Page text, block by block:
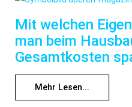
Mit welchen
man beim
Gesamtkosten
Mehr Lesen...